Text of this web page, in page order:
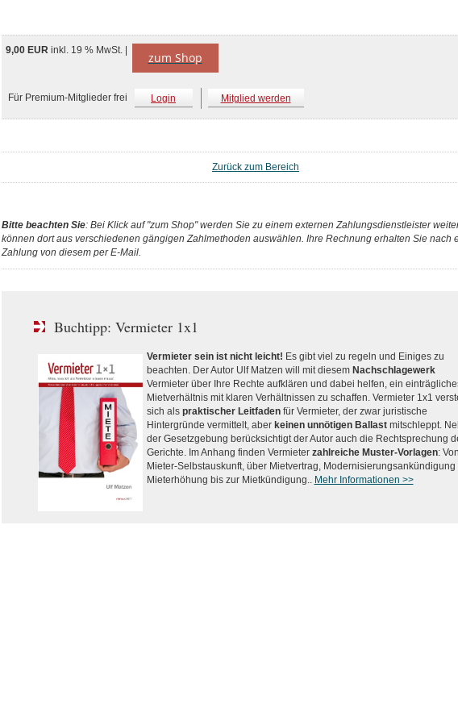
9,00 EUR inkl. 19 % MwSt. | zum Shop
Für Premium-Mitglieder frei Login Mitglied werden
Zurück zum Bereich
Bitte beachten Sie: Bei Klick auf "zum Shop" werden Sie zu einem externen Zahlungsdienstleister
können dort aus verschiedenen gängigen Zahlmethoden auswählen. Ihre Rechnung erhalten Sie nach
Zahlung von diesem per E-Mail.
Buchtipp: Vermieter 1x1
Vermieter sein ist nicht leicht! Es gibt viel zu regeln und Einiges zu
beachten. Der Autor Ulf Matzen will mit diesem Nachschlagewerk
Vermieter über Ihre Rechte aufklären und dabei helfen, ein
Mietverhältnis mit klaren Verhältnissen zu schaffen. Vermieter 1x1
sich als praktischer Leitfadenfür Vermieter, der zwar juristische
Hintergründe vermittelt, aber keinen unnötigen Ballastmitschleppt.
der Gesetzgebung berücksichtigt der Autor auch die Rechtsprechung
Gerichte. Im Anhang finden Vermieter zahlreiche Muster-Vorlagen:
Mieter-Selbstauskunft, über Mietvertrag, Modernisierungsankündigung
Mieterhöhung bis zur Mietkündigung.. Mehr Informationen >>